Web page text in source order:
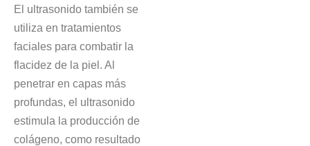
El ultrasonido también se
utiliza en tratamientos
faciales para combatir la
flacidez de la piel. Al
penetrar en capas más
profundas, el ultrasonido
estimula la producción de
colágeno, como resultado